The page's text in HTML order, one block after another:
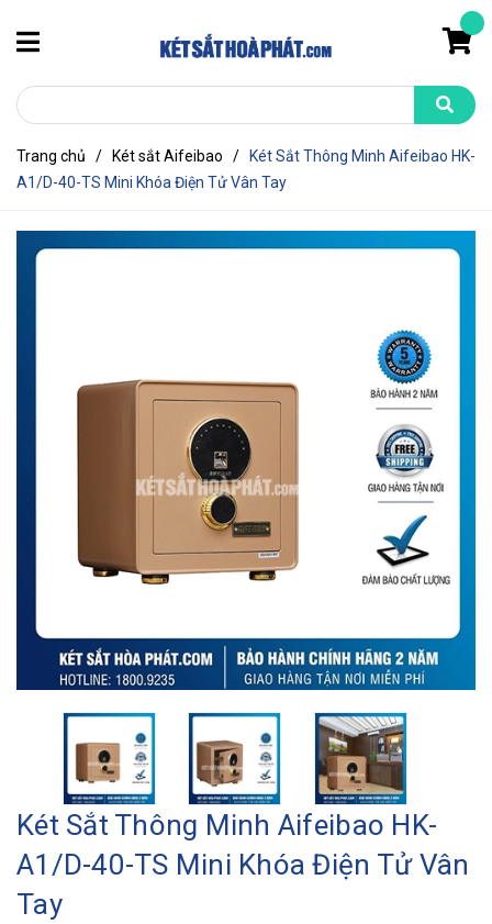
Trang chủ / Két sắt Aifeibao /
Két Sắt Thông Minh Aifeibao HK-
A1/D-40-TS Mini Khóa Điện Tử Vân Tay
Két Sắt Thông Minh Aifeibao HK-
A1/D-40-TS Mini Khóa Điện Tử Vân
Tay